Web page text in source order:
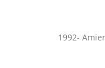
1992-